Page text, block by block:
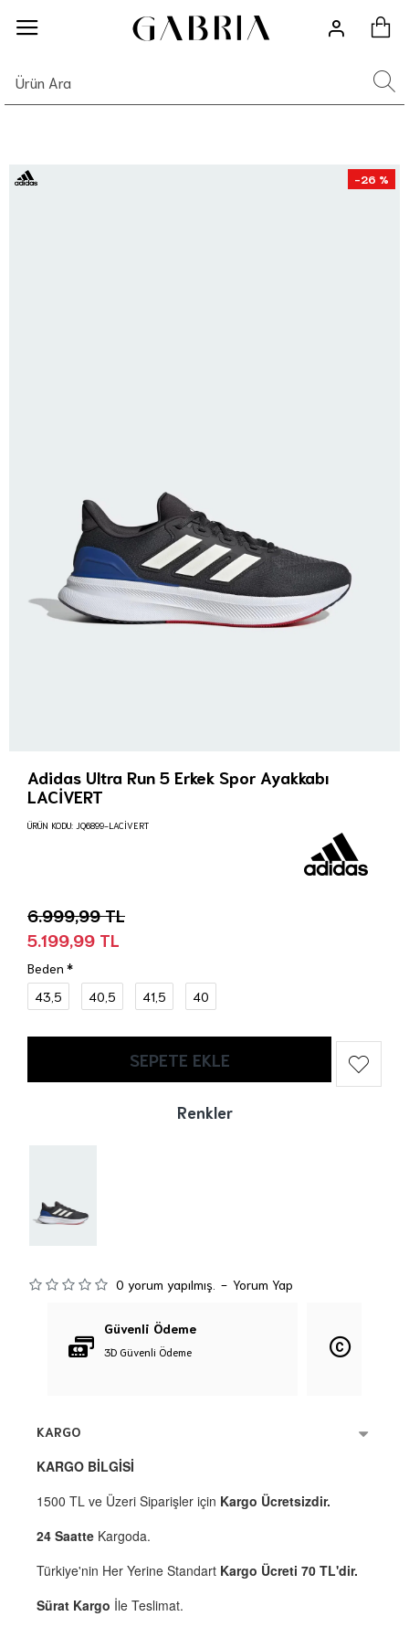
-26 %
Adidas Ultra Run 5 Erkek Spor Ayakkabı
LACİVERT
Renkler
0 yorum yapılmış. - Yorum Yap
5.199,99 TL
6.999,99 TL
ÜRÜN KODU: JQ6899-LACİVERT
Beden
43,5
40,5 41,5 40
SEPETE EKLE
Güvenli Ödeme
3D Güvenli Ödeme
KARGO
KARGO BİLGİSİ
1500 TL ve Üzeri Siparişler için Kargo Ücretsizdir.
24 Saatte Kargoda.
Türkiye'nin Her Yerine Standart Kargo Ücreti 70 TL'dir.
Sürat Kargo İle Teslimat.